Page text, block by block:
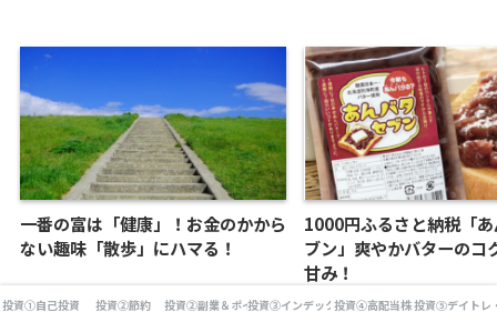
一番の富は「健康」！お金のかから
ない趣味「散歩」にハマる！
1000円ふるさと納税「
ブン」爽やかバターのコ
甘み！
投資①自己投資 投資②節約 投資②副業＆ポイ活投資③インデックス投資投資④高配当株投資⑤デイトレ